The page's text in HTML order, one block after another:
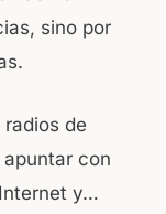
sino por
de
con
y…